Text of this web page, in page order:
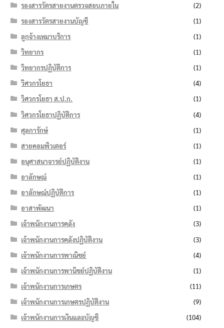
รองสารวัตรสายงานตรวจสอบภายใน
(2)
รองสารวัตรสายงานบัญชี
(1)
ลูกจ้างเหมาบริการ
(1)
วิทยากร
(1)
วิทยากรปฏิบัติการ
(1)
วิศวกรโยธา
(4)
วิศวกรโยธา ส.ป.ก.
(1)
วิศวกรโยธาปฏิบัติการ
(4)
ศุลการักษ์
(1)
สายคอมพิวเตอร์
(1)
อนุศาสนาจารย์ปฏิบัติงาน
(1)
อาลักษณ์
(1)
อาลักษณ์ปฏิบัติการ
(1)
อาสาพัฒนา
(1)
เจ้าพนักงานการคลัง
(3)
เจ้าพนักงานการคลังปฏิบัติงาน
(3)
เจ้าพนักงานการพาณิชย์
(4)
เจ้าพนักงานการพานิชย์ปฏิบัติงาน
(1)
เจ้าพนักงานการเกษตร
(11)
เจ้าพนักงานการเกษตรปฏิบัติงาน
(9)
เจ้าพนักงานการเงินและบัญชี
(104)